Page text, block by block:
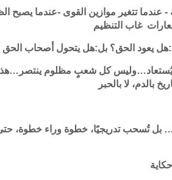
- عندما تتغير موازين القوى -عندما يصبح
غاب التنظيم
يعود الحق؟ بل:هل يتحول أصحاب
كل شعبٍ مظلوم
بالدم، لا بالحبر
بل تُسحب تدريجيًا، خطوة وراء خطوة،